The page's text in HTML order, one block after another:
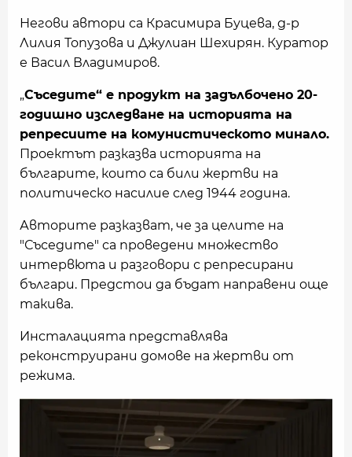
Негови автори са Красимира Буцева, д-р
Лилия Топузова и Джулиан Шехирян. Куратор
е Васил Владимиров.
„Съседите“ е продукт на задълбочено 20-
годишно изследване на историята на
репресиите на комунистическото минало.
Проектът разказва историята на
българите, които са били жертви на
политическо насилие след 1944 година.
Авторите разказват, че за целите на
"Съседите" са проведени множество
интервюта и разговори с репресирани
българи. Предстои да бъдат направени още
такива.
Инсталацията представлява
реконструирани домове на жертви от
режима.